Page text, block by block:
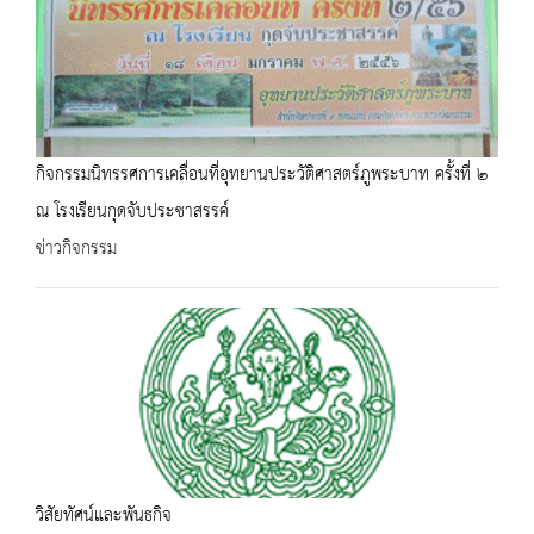
กิจกรรมนิทรรศการเคลื่อนที่อุทยานประวัติศาสตร์ภูพระบาท ครั้งที่ ๒
ณ โรงเรียนกุดจับประชาสรรค์
ข่าวกิจกรรม
วิสัยทัศน์และพันธกิจ